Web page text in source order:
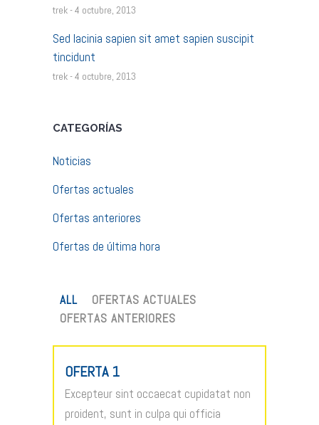
trek - 4 octubre, 2013
Sed lacinia sapien sit amet sapien suscipit
tincidunt
trek - 4 octubre, 2013
CATEGORÍAS
Noticias
Ofertas actuales
Ofertas anteriores
Ofertas de última hora
ALL
OFERTAS ACTUALES
OFERTAS ANTERIORES
OFERTA 1
Excepteur sint occaecat cupidatat non
proident, sunt in culpa qui officia